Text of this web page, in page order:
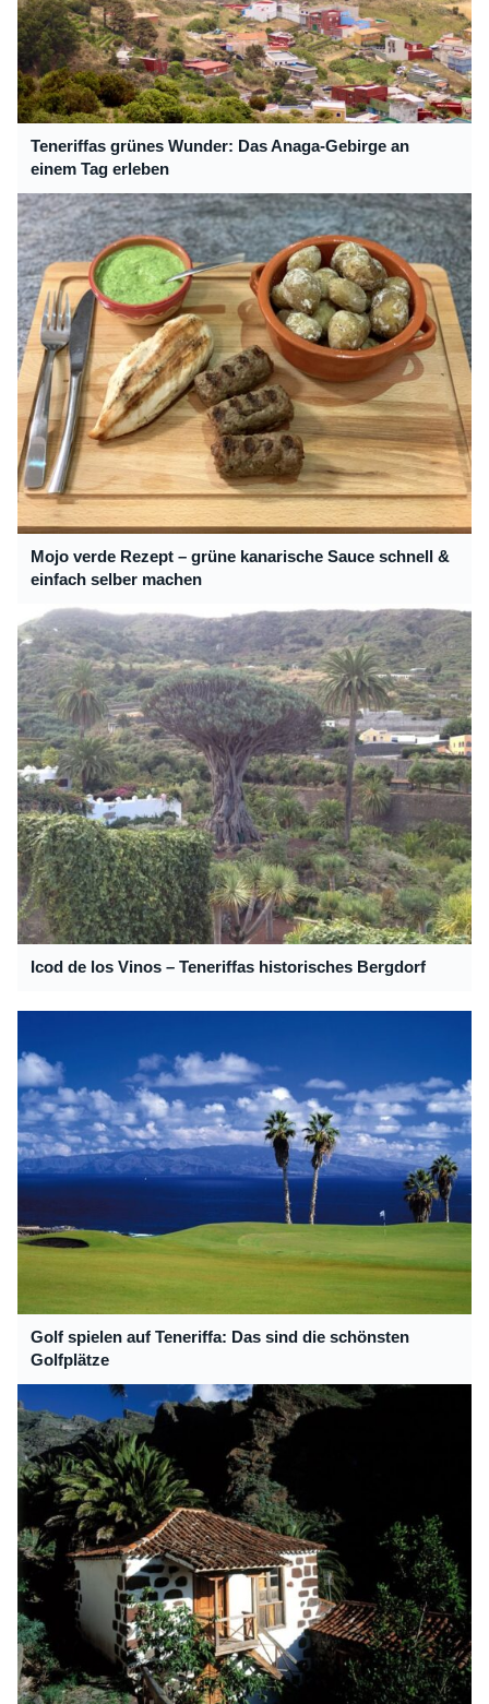
Teneriffas grünes Wunder: Das Anaga-Gebirge an
einem Tag erleben
Mojo verde Rezept – grüne kanarische Sauce schnell &
einfach selber machen
Icod de los Vinos – Teneriffas historisches Bergdorf
Golf spielen auf Teneriffa: Das sind die schönsten
Golfplätze